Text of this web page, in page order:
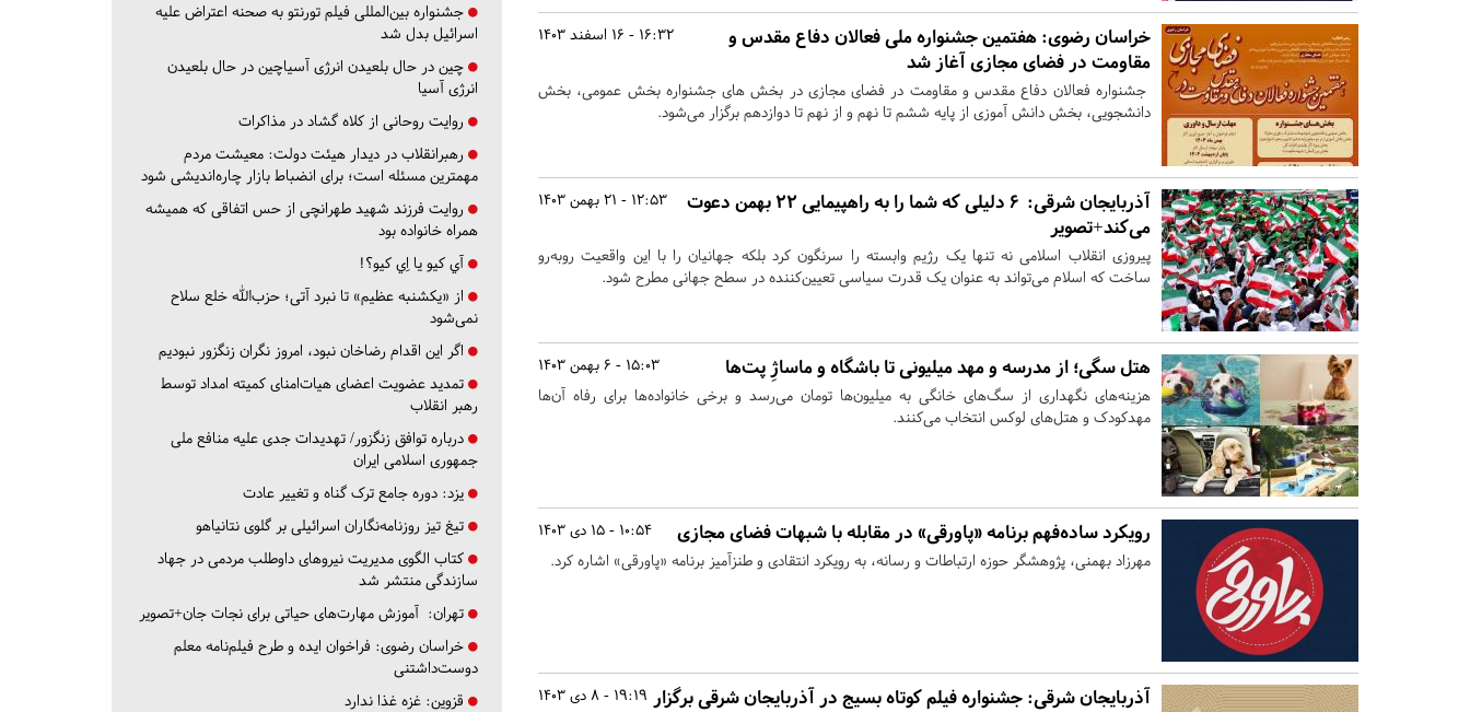
16:32 - 16 اسفند 1403 خراسان رضوی: هفتمین جشنواره ملی فعالان دفاع مقدس و
مقاومت در فضای مجازی آغاز شد
جشنواره فعالان دفاع مقدس و مقاومت در فضای مجازی در بخش های جشنواره بخش عمومی، بخش
دانشجویی، بخش دانش آموزی از پایه ششم تا نهم و از نهم تا دوازدهم برگزار می‌شود.
12:53 - 21 بهمن 1403 آذربایجان شرقی:
۶ دلیلی که شما را به راهپیمایی ۲۲ بهمن دعوت
می‌کند+تصویر
پیروزی انقلاب اسلامی نه تنها یک رژیم وابسته را سرنگون کرد بلکه جهانیان را با این واقعیت روبه‌رو
ساخت که اسلام می‌تواند به عنوان یک قدرت سیاسی تعیین‌کننده در سطح جهانی مطرح شود.
15:03 - 6 بهمن 1403 هتل سگی؛ از مدرسه و مهد میلیونی تا باشگاه و ماساژِ پت‌ها
هزینه‌های نگهداری از سگ‌های خانگی به میلیون‌ها تومان می‌رسد و برخی خانواده‌ها برای رفاه آن‌ها
مهدکودک و هتل‌های لوکس انتخاب می‌کنند.
10:54 - 15 دی 1403 رویکرد ساده‌فهم برنامه «پاورقی» در مقابله با شبهات فضای مجازی
مهرزاد بهمنی، پژوهشگر حوزه ارتباطات و رسانه، به رویکرد انتقادی و طنزآمیز برنامه «پاورقی» اشاره کرد.
19:19 - 8 دی 1403 آذربایجان شرقی: جشنواره فیلم کوتاه بسیج در آذربایجان شرقی برگزار
جشنواره بین‌المللی فیلم تورنتو به صحنه اعتراض علیه
اسرائیل بدل شد
چین در حال بلعیدن انرژی آسیاچین در حال بلعیدن
انرژی آسیا
روایت روحانی از کلاه گشاد در مذاکرات
رهبرانقلاب در دیدار هیئت دولت: معیشت مردم
مهمترین مسئله است؛ برای انضباط بازار چاره‌اندیشی شود
روایت فرزند شهید طهرانچی از حس اتفاقی که همیشه
همراه خانواده بود
آي كيو يا اِي كيو؟!
از «یکشنبه عظیم» تا نبرد آتی؛ حزب‌الله خلع سلاح
نمی‌شود
اگر این اقدام رضاخان نبود، امروز نگران زنگزور نبودیم
تمدید عضویت اعضای هیات‌امنای کمیته امداد توسط
رهبر انقلاب
درباره توافق زنگزور/ تهدیدات جدی علیه منافع ملی
جمهوری اسلامی ایران
یزد: دوره جامع ترک گناه و تغییر عادت
تیغ تیز روزنامه‌نگاران اسرائیلی بر گلوی نتانیاهو
کتاب الگوی مدیریت نیروهای داوطلب مردمی در جهاد
سازندگی منتشر شد
تهران: آموزش مهارت‌های حیاتی برای نجات جان+تصویر
خراسان رضوی: فراخوان ایده و طرح فیلم‌نامه معلم
دوست‌داشتنی
قزوین: غزه غذا ندارد